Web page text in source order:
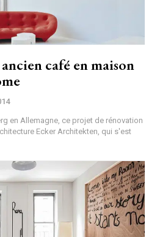
café en maison
en Allemagne, ce projet de rénovation
Ecker Architekten, qui s'est